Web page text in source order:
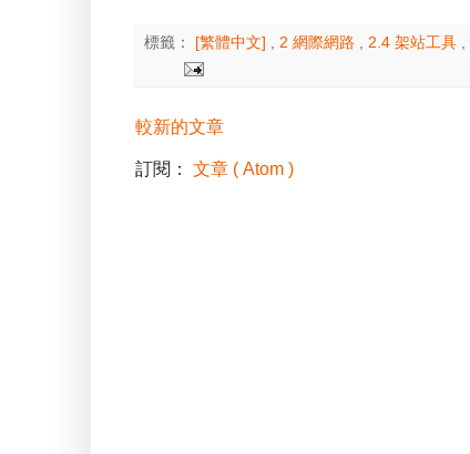
標籤： [繁體中文] 2 網際網路 2.4 架站工具
較新的文章
訂閱： 文章 ( Atom )